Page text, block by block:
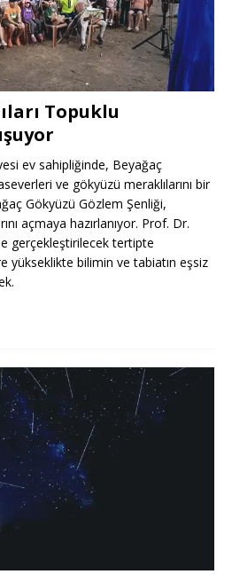
Topuklu
ev sahipliğinde, Beyağaç
ve gökyüzü meraklılarını bir
Gökyüzü Gözlem Şenliği,
açmaya hazırlanıyor. Prof. Dr.
gerçekleştirilecek tertipte
yükseklikte bilimin ve tabiatın eşsiz